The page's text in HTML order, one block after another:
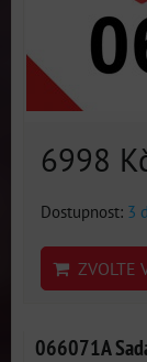
6998
Dostupnost: 3
ZVOLTE
066071A